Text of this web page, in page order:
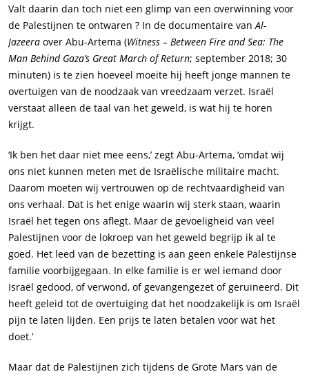
Valt daarin dan toch niet een glimp van een overwinning voor
de Palestijnen te ontwaren ? In de documentaire van Al-
Jazeera over Abu-Artema (Witness – Between Fire and Sea: The
Man Behind Gaza’s Great March of Return; september 2018; 30
minuten) is te zien hoeveel moeite hij heeft jonge mannen te
overtuigen van de noodzaak van vreedzaam verzet. Israël
verstaat alleen de taal van het geweld, is wat hij te horen
krijgt.
‘Ik ben het daar niet mee eens,’ zegt Abu-Artema, ‘omdat wij
ons niet kunnen meten met de Israëlische militaire macht.
Daarom moeten wij vertrouwen op de rechtvaardigheid van
ons verhaal. Dat is het enige waarin wij sterk staan, waarin
Israël het tegen ons aflegt. Maar de gevoeligheid van veel
Palestijnen voor de lokroep van het geweld begrijp ik al te
goed. Het leed van de bezetting is aan geen enkele Palestijnse
familie voorbijgegaan. In elke familie is er wel iemand door
Israël gedood, of verwond, of gevangengezet of geruïneerd. Dit
heeft geleid tot de overtuiging dat het noodzakelijk is om Israël
pijn te laten lijden. Een prijs te laten betalen voor wat het
doet.’
Maar dat de Palestijnen zich tijdens de Grote Mars van de